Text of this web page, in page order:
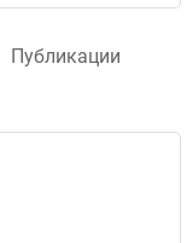
Публикации